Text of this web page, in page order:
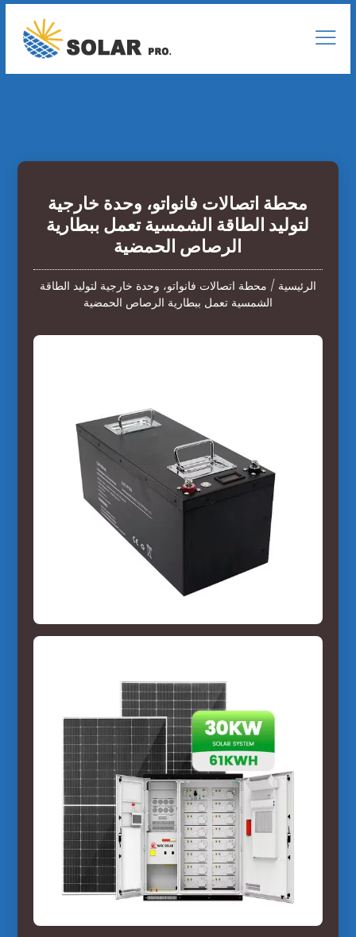
محطة اتصالات فانواتو، وحدة خارجية
لتوليد الطاقة الشمسية تعمل ببطارية
الرصاص الحمضية
الرئيسية / محطة اتصالات فانواتو، وحدة خارجية لتوليد الطاقة
الشمسية تعمل ببطارية الرصاص الحمضية